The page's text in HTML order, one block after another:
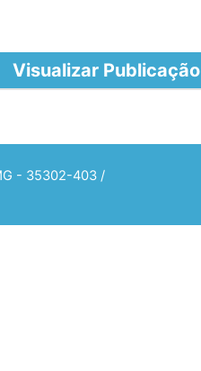
Visualizar Publicação
- 35302-403 /